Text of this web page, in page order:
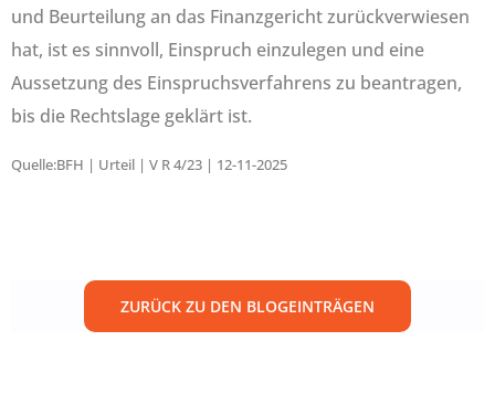
und Beurteilung an das Finanzgericht zurückverwiesen
hat, ist es sinnvoll, Einspruch einzulegen und eine
Aussetzung des Einspruchsverfahrens zu beantragen,
bis die Rechtslage geklärt ist.
Quelle:BFH | Urteil | V R 4/23 | 12-11-2025
ZURÜCK ZU DEN BLOGEINTRÄGEN